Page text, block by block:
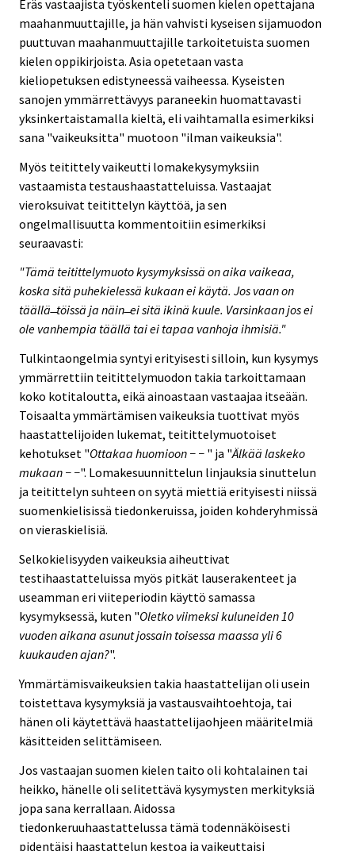
Eräs vastaajista työskenteli suomen kielen opettajana
maahanmuuttajille, ja hän vahvisti kyseisen sijamuodon
puuttuvan maahanmuuttajille tarkoitetuista suomen
kielen oppikirjoista. Asia opetetaan vasta
kieliopetuksen edistyneessä vaiheessa. Kyseisten
sanojen ymmärrettävyys paraneekin huomattavasti
yksinkertaistamalla kieltä, eli vaihtamalla esimerkiksi
sana "vaikeuksitta" muotoon "ilman vaikeuksia".
Myös teitittely vaikeutti lomakekysymyksiin
vastaamista testaushaastatteluissa. Vastaajat
vieroksuivat teitittelyn käyttöä, ja sen
ongelmallisuutta kommentoitiin esimerkiksi
seuraavasti:
"Tämä teitittelymuoto kysymyksissä on aika vaikeaa,
koska sitä puhekielessä kukaan ei käytä. Jos vaan on
täällä ̶ töissä ja näin ̶ ei sitä ikinä kuule. Varsinkaan jos ei
ole vanhempia täällä tai ei tapaa vanhoja ihmisiä."
Tulkintaongelmia syntyi erityisesti silloin, kun kysymys
ymmärrettiin teitittelymuodon takia tarkoittamaan
koko kotitaloutta, eikä ainoastaan vastaajaa itseään.
Toisaalta ymmärtämisen vaikeuksia tuottivat myös
haastattelijoiden lukemat, teitittelymuotoiset
kehotukset "Ottakaa huomioon − − " ja "Älkää laskeko
mukaan − −". Lomakesuunnittelun linjauksia sinuttelun
ja teitittelyn suhteen on syytä miettiä erityisesti niissä
suomenkielisissä tiedonkeruissa, joiden kohderyhmissä
on vieraskielisiä.
Selkokielisyyden vaikeuksia aiheuttivat
testihaastatteluissa myös pitkät lauserakenteet ja
useamman eri viiteperiodin käyttö samassa
kysymyksessä, kuten "Oletko viimeksi kuluneiden 10
vuoden aikana asunut jossain toisessa maassa yli 6
kuukauden ajan?".
Ymmärtämisvaikeuksien takia haastattelijan oli usein
toistettava kysymyksiä ja vastausvaihtoehtoja, tai
hänen oli käytettävä haastattelijaohjeen määritelmiä
käsitteiden selittämiseen.
Jos vastaajan suomen kielen taito oli kohtalainen tai
heikko, hänelle oli selitettävä kysymysten merkityksiä
jopa sana kerrallaan. Aidossa
tiedonkeruuhaastattelussa tämä todennäköisesti
pidentäisi haastattelun kestoa ja vaikeuttaisi